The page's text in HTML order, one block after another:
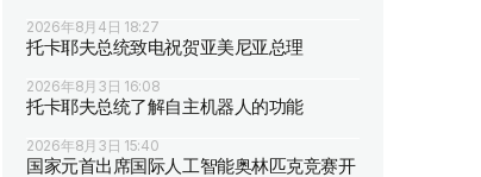
2026年8月4日 18:27
托卡耶夫总统致电祝贺亚美尼亚总理
2026年8月3日 16:08
托卡耶夫总统了解自主机器人的功能
2026年8月3日 15:40
国家元首出席国际人工智能奥林匹克竞赛开